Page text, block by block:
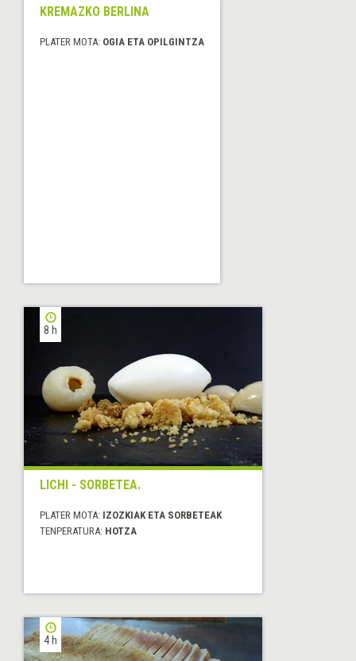
KREMAZKO BERLINA
PLATER MOTA: OGIA ETA OPILGINTZA
8 h
LICHI - SORBETEA.
PLATER MOTA: IZOZKIAK ETA SORBETEAK
TENPERATURA: HOTZA
4 h